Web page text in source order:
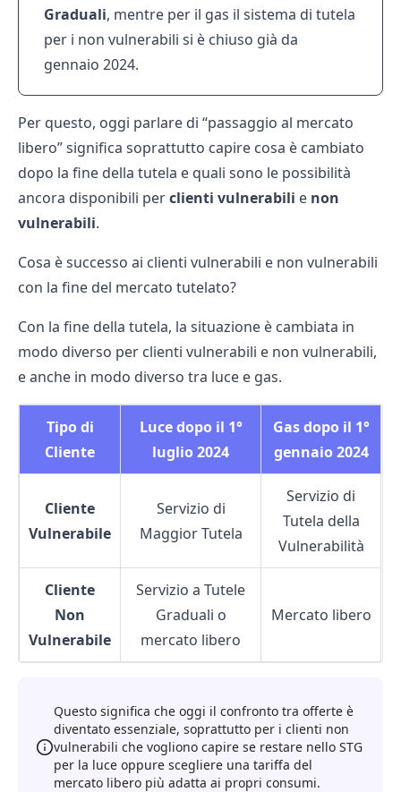
Graduali, mentre per il gas il sistema di tutela
per i non vulnerabili si è chiuso già da
gennaio 2024.
Per questo, oggi parlare di “passaggio al mercato
libero” significa soprattutto capire cosa è cambiato
dopo la fine della tutela e quali sono le possibilità
ancora disponibili perclienti vulnerabili e non
vulnerabili.
Cosa è successo ai clienti vulnerabili e non vulnerabili
con la fine del mercato tutelato?
Con la fine della tutela, la situazione è cambiata in
modo diverso per clienti vulnerabili e non vulnerabili,
e anche in modo diverso tra luce e gas.
Tipo di
Cliente
Luce dopo il 1°
luglio 2024
Gas dopo il 1°
gennaio 2024
Cliente
Vulnerabile
Servizio di
Maggior Tutela
Servizio di
Tutela della
Vulnerabilità
Cliente
Non
Vulnerabile
Servizio a Tutele
Graduali o
mercato libero
Mercato libero
Questo significa che oggi il confronto tra offerte è
diventato essenziale, soprattutto per i clienti non
vulnerabili che vogliono capire se restare nello STG
per la luce oppure scegliere una tariffa del
mercato libero più adatta ai propri consumi.